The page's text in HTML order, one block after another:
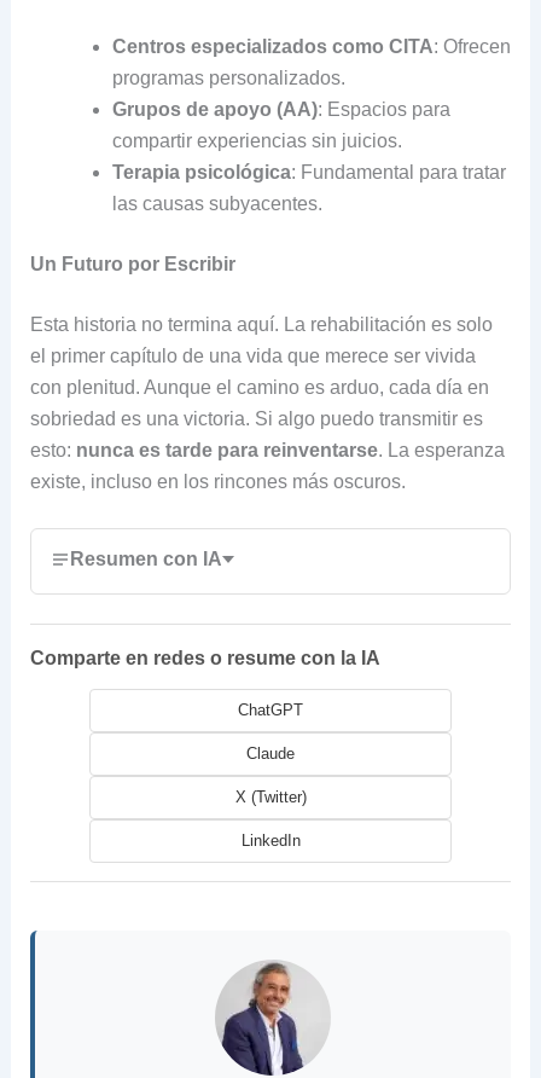
Centros especializados como CITA: Ofrecen
programas personalizados.
Grupos de apoyo (AA): Espacios para
compartir experiencias sin juicios.
Terapia psicológica: Fundamental para tratar
las causas subyacentes.
Un Futuro por Escribir
Esta historia no termina aquí. La rehabilitación es solo
el primer capítulo de una vida que merece ser vivida
con plenitud. Aunque el camino es arduo, cada día en
sobriedad es una victoria. Si algo puedo transmitir es
esto: nunca es tarde para reinventarse. La esperanza
existe, incluso en los rincones más oscuros.
Resumen con IA
Comparte en redes o resume con la IA
ChatGPT
Claude
X (Twitter)
LinkedIn